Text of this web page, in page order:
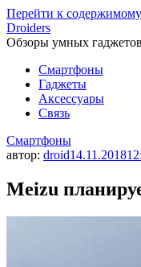
Перейти к содержимому
Droiders
Обзоры умных
Смартфоны
Гаджеты
Аксессуары
Связь
Смартфоны
автор: droid14.11.2018
Meizu